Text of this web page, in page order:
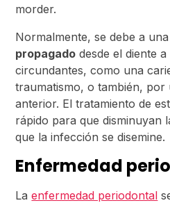
morder.
Normalmente, se debe a una
propagado desde el diente a
circundantes, como una
traumatismo, o también,
anterior. El tratamiento de
rápido para que disminuyan
que la infección se disemine.
Enfermedad
Laenfermedad periodontal